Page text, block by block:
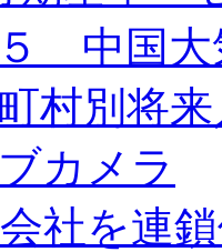
中国大
村別将
カメラ
社を連